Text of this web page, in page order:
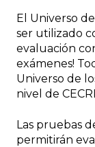
El Universo
ser utilizado
evaluación
exámenes!
Universo de
nivel de
Las pruebas
permitirán